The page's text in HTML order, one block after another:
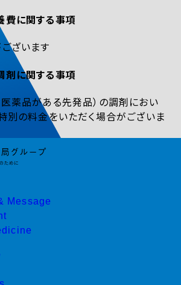
に関する事項
ざいます
に関する事項
薬品がある先発品）の調剤におい
別の料金をいただく場合がございま
Message